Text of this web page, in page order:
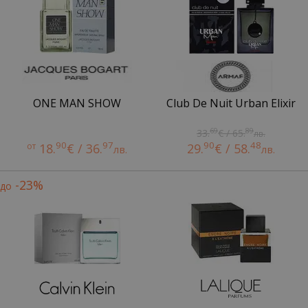
ONE MAN SHOW
от 18.90€ / 36.97лв.
Club De Nuit Urban Elixir
33.69€ / 65.89лв.
29.90€ / 58.48лв.
до -23%